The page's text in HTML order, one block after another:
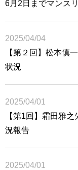
6月2日までマンス
2025/04/04
【第２回】松本慎
状況
2025/04/01
【第1回】霜田雅
況報告
2025/04/01